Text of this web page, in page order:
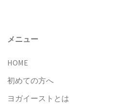
メニュー
HOME
初めての方へ
ヨガイーストとは